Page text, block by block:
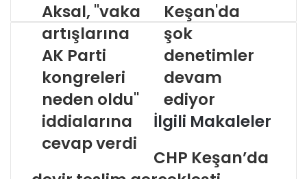
Aksal, "vaka
artışlarına
AK Parti
kongreleri
neden oldu"
iddialarına
cevap verdi
Keşan'da
şok
denetimler
devam
ediyor
İlgili Makaleler
CHP Keşan’da